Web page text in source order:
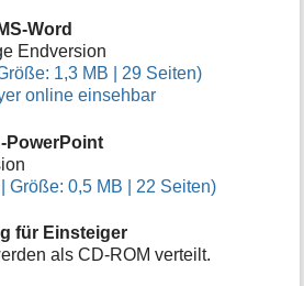
Word
Endversion
1,3 MB | 29 Seiten)
online einsehbar
PowerPoint
Größe: 0,5 MB | 22 Seiten)
für Einsteiger
als CD-ROM verteilt.